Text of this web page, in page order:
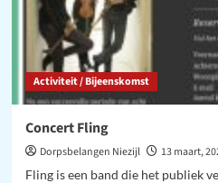
Activiteit / Bijeenskomst
Concert Fling
Dorpsbelangen Niezijl 13 maart,
Fling is een band die het publiek